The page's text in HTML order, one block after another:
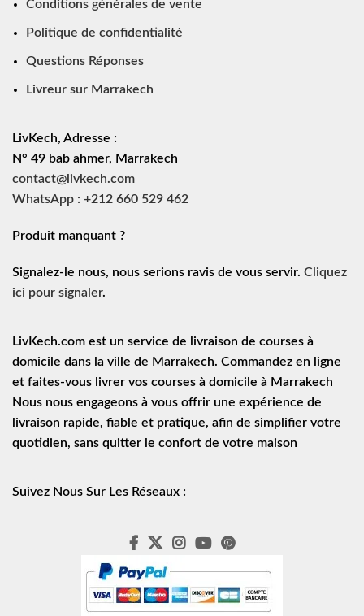
Conditions générales de vente
Politique de confidentialité
Questions Réponses
Livreur sur Marrakech
LivKech, Adresse :
N° 49 bab ahmer, Marrakech
contact@livkech.com
WhatsApp : +212 660 529 462
Produit manquant ?
Signalez-le nous, nous serions ravis de vous servir. Cliquez
ici pour signaler.
LivKech.com est un service de
livraison de courses à
domicile dans la ville de Marrakech. Commandez en ligne
et faites-vous livrer vos courses à domicile à Marrakech
Nous nous engageons à vous offrir une expérience de
livraison rapide, fiable et pratique, afin de simplifier votre
quotidien, sans quitter le confort de votre maison
Suivez Nous Sur Les Réseaux :